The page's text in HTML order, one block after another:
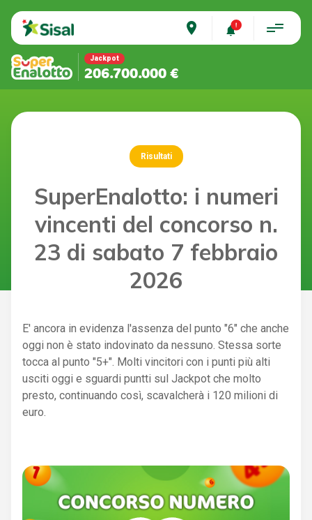
place
Jackpot
206.700.000 €
Risultati
SuperEnalotto: i numeri
vincenti del concorso n.
23 di sabato 7 febbraio
2026
E' ancora in evidenza l'assenza del punto "6" che anche
oggi non è stato indovinato da nessuno. Stessa sorte
tocca al punto "5+". Molti vincitori con i punti più alti
usciti oggi e sguardi puntti sul Jackpot che molto
presto, continuando così, scavalcherà i 120 milioni di
euro.